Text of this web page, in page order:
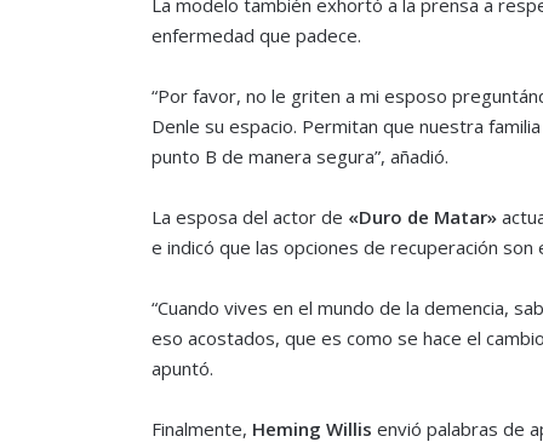
enfermedad que padece.
“Por favor, no le griten a mi esposo
Denle su espacio. Permitan que nuestra
punto B de manera segura”, añadió.
La esposa del actor de «Duro de Matar»
e indicó que las opciones de recuperación son
“Cuando vives en el mundo de la demencia,
eso acostados, que es como se hace el
apuntó.
Finalmente, Heming Willis envió palabras de